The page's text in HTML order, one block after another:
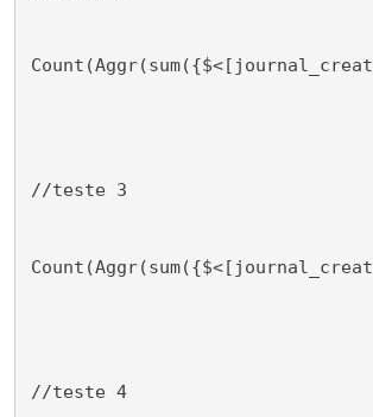
//teste 3
//teste 4